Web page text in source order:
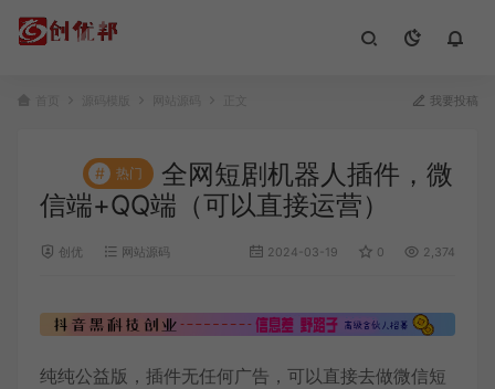
我要投稿
# 热门
全网短剧机器人插件，微
信端+QQ端（可以直接运营）
创优 网站源码 2024-03-19 0 2,374
纯纯公益版，插件无任何广告，可以直接去做微信短